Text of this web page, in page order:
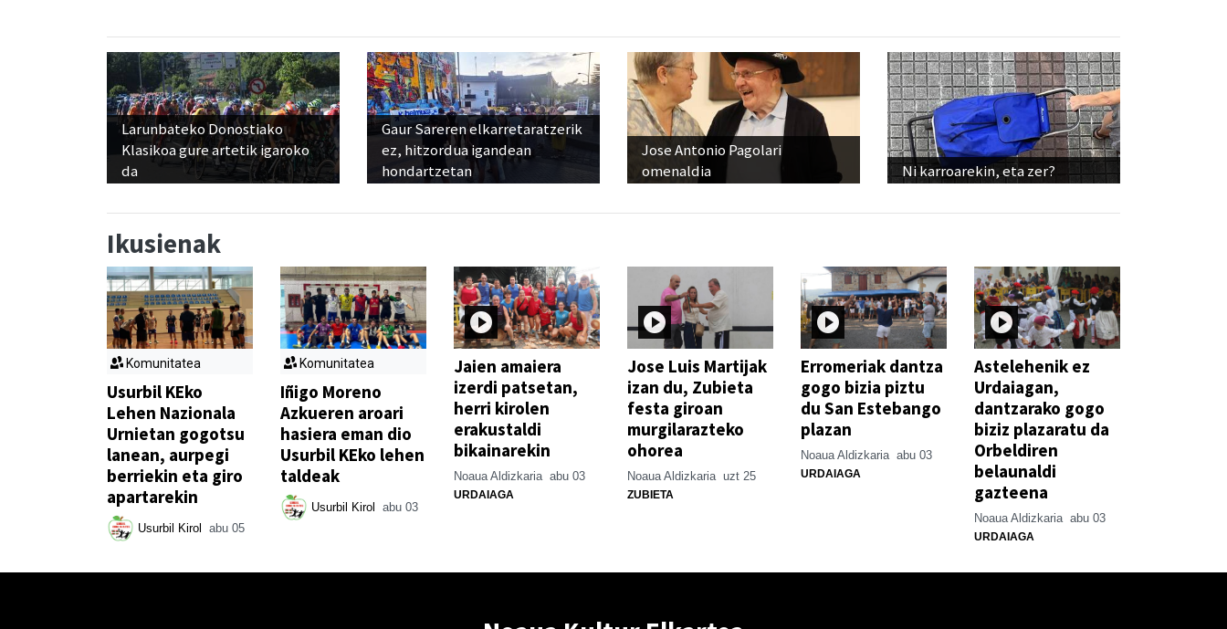
Larunbateko Donostiako
Klasikoa gure artetik igaroko
da
Gaur Sareren elkarretaratzerik
ez, hitzordua igandean
hondartzetan
Jose Antonio Pagolari
omenaldia
Ni karroarekin, eta zer?
Ikusienak
Komunitatea
Usurbil KEko
Lehen Nazionala
Urnietan gogotsu
lanean, aurpegi
berriekin eta giro
apartarekin
Usurbil Kirol abu 05
Komunitatea
Iñigo Moreno
Azkueren aroari
hasiera eman dio
Usurbil KEko lehen
taldeak
Usurbil Kirol abu 03
Jaien amaiera
izerdi patsetan,
herri kirolen
erakustaldi
bikainarekin
Noaua Aldizkaria abu 03
URDAIAGA
Jose Luis Martijak
izan du, Zubieta
festa giroan
murgilarazteko
ohorea
Noaua Aldizkaria uzt 25
ZUBIETA
Erromeriak dantza
gogo bizia piztu
du San Estebango
plazan
Noaua Aldizkaria abu 03
URDAIAGA
Astelehenik ez
Urdaiagan,
dantzarako gogo
biziz plazaratu da
Orbeldiren
belaunaldi
gazteena
Noaua Aldizkaria abu 03
URDAIAGA